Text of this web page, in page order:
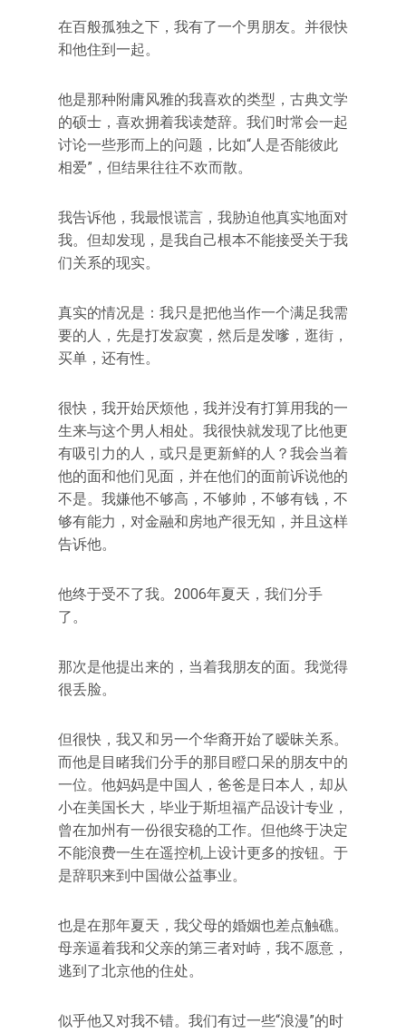
在百般孤独之下，我有了一个男朋友。并很快
和他住到一起。
他是那种附庸风雅的我喜欢的类型，古典文学
的硕士，喜欢拥着我读楚辞。我们时常会一起
讨论一些形而上的问题，比如“人是否能彼此
相爱”，但结果往往不欢而散。
我告诉他，我最恨谎言，我胁迫他真实地面对
我。但却发现，是我自己根本不能接受关于我
们关系的现实。
真实的情况是：我只是把他当作一个满足我需
要的人，先是打发寂寞，然后是发嗲，逛街，
买单，还有性。
很快，我开始厌烦他，我并没有打算用我的一
生来与这个男人相处。我很快就发现了比他更
有吸引力的人，或只是更新鲜的人？我会当着
他的面和他们见面，并在他们的面前诉说他的
不是。我嫌他不够高，不够帅，不够有钱，不
够有能力，对金融和房地产很无知，并且这样
告诉他。
他终于受不了我。2006年夏天，我们分手
了。
那次是他提出来的，当着我朋友的面。我觉得
很丢脸。
但很快，我又和另一个华裔开始了暧昧关系。
而他是目睹我们分手的那目瞪口呆的朋友中的
一位。他妈妈是中国人，爸爸是日本人，却从
小在美国长大，毕业于斯坦福产品设计专业，
曾在加州有一份很安稳的工作。但他终于决定
不能浪费一生在遥控机上设计更多的按钮。于
是辞职来到中国做公益事业。
也是在那年夏天，我父母的婚姻也差点触礁。
母亲逼着我和父亲的第三者对峙，我不愿意，
逃到了北京他的住处。
似乎他又对我不错。我们有过一些“浪漫”的时